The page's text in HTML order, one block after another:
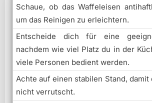
Schaue, ob das Waffeleisen
um das Reinigen zu erleichtern.
Entscheide dich für eine
nachdem wie viel Platz du in der
viele Personen bedient werden.
Achte auf einen stabilen Stand, damit
nicht verrutscht.